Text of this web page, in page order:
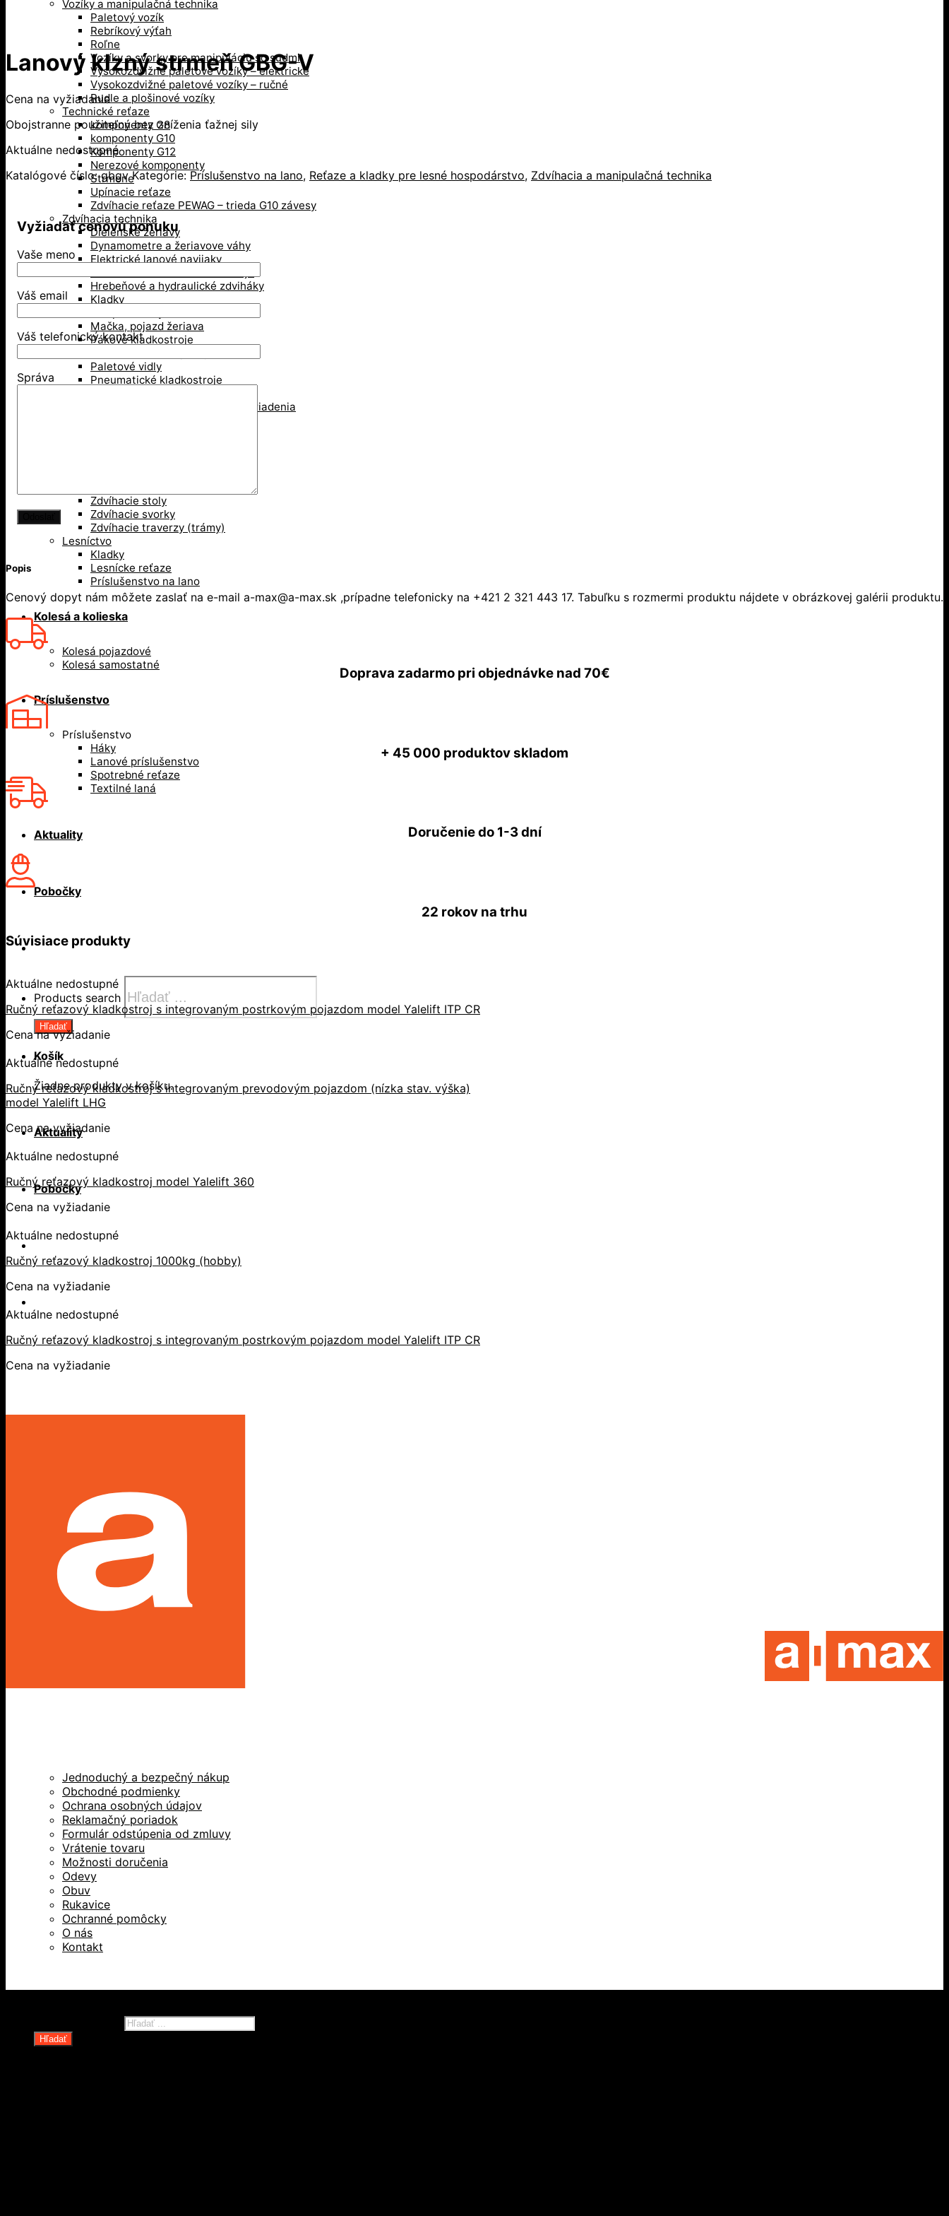
Vozíky a manipulačná technika
Paletový vozík
Rebríkový výťah
Roľne
Vozíky a svorky pre manipuláciu so sudmi
Vysokozdvižné paletové vozíky – elektrické
Vysokozdvižné paletové vozíky – ručné
Rudle a plošinové vozíky
Technické reťaze
komponenty G8
komponenty G10
Komponenty G12
Nerezové komponenty
Strmene
Upínacie reťaze
Zdvíhacie reťaze PEWAG – trieda G10 závesy
Zdvíhacia technika
Dielenské žeriavy
Dynamometre a žeriavove váhy
Elektrické lanové navijaky
Hrebeňové a hydraulické zdviháky
Kladky
Mačka, pojazd žeriava
Pákové kladkostroje
Paletové vidly
Pneumatické kladkostroje
Prísavky a Vakuové zdvíhacie zariadenia
Zdvíhacie stoly
Zdvíhacie svorky
Zdvíhacie traverzy (trámy)
Lesníctvo
Kladky
Lesnícke reťaze
Príslušenstvo na lano
Kolesá a kolieska
Kolesá pojazdové
Kolesá samostatné
Príslušenstvo
Príslušenstvo
Háky
Lanové príslušenstvo
Spotrebné reťaze
Textilné laná
Aktuality
Pobočky
Products search
Hľadať
Košík
Žiadne produkty v košíku.
Aktuality
Pobočky
Lanový klzný strmeň GBG-V
Cena na vyžiadanie
Obojstranne použiteľný bez zníženia ťažnej sily
Aktuálne nedostupné
Katalógové číslo:gbgv Kategórie:Príslušenstvo na lano, Reťaze a kladky pre lesné hospodárstvo, Zdvíhacia a manipulačná technika
Vyžiadať cenovú ponuku
Vaše meno
Váš email
Váš telefonický kontakt
Správa
Popis
Cenový dopyt nám môžete zaslať na e-mail a-max@a-max.sk ,prípadne telefonicky na +421 2 321 443 17. Tabuľku s rozmermi produktu nájdete v obrázkovej galérii produktu.
Doprava zadarmo pri objednávke nad 70€
+ 45 000 produktov skladom
Doručenie do1-3 dní
22 rokov na trhu
Súvisiace produkty
Aktuálne nedostupné
Ručný reťazový kladkostroj s integrovaným postrkovým pojazdom model Yalelift ITP CR
Cena na vyžiadanie
Aktuálne nedostupné
Ručný reťazový kladkostroj s integrovaným prevodovým pojazdom (nízka stav. výška)
model Yalelift LHG
Cena na vyžiadanie
Aktuálne nedostupné
Ručný reťazový kladkostroj model Yalelift 360
Cena na vyžiadanie
Aktuálne nedostupné
Ručný reťazový kladkostroj 1000kg (hobby)
Cena na vyžiadanie
Aktuálne nedostupné
Ručný reťazový kladkostroj s integrovaným postrkovým pojazdom model Yalelift ITP CR
Cena na vyžiadanie
Jednoduchý a bezpečný nákup
Obchodné podmienky
Ochrana osobných údajov
Reklamačný poriadok
Formulár odstúpenia od zmluvy
Vrátenie tovaru
Možnosti doručenia
Odevy
Obuv
Rukavice
Ochranné pomôcky
O nás
Kontakt
Hľadať